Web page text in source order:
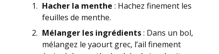
Hacher la menthe : Hachez finement les
feuilles de menthe.
Mélanger les ingrédients: Dans un bol,
mélangez le yaourt grec, l’ail finement